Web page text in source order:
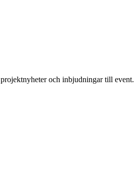
och inbjudningar till event.